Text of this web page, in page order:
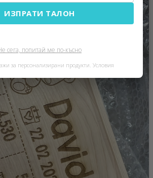
ИЗПРАТИ ТАЛОН
сега, попитай ме по-късно
за персонализирани продукти. Условия